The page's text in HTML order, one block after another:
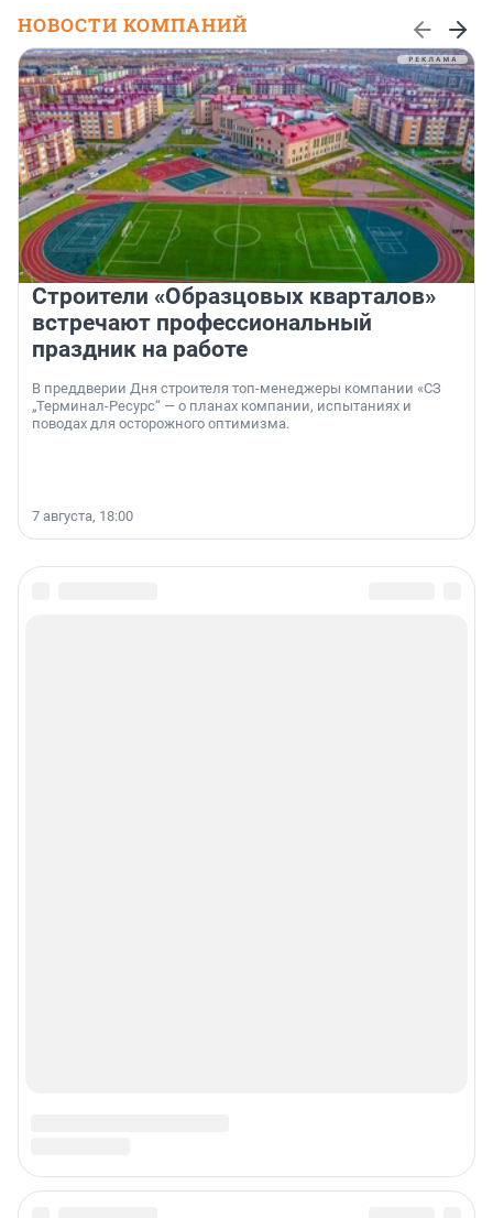
НОВОСТИ КОМПАНИЙ
Строители «Образцовых кварталов»
встречают профессиональный
праздник на работе
В преддверии Дня строителя топ-менеджеры компании «СЗ
„Терминал-Ресурс“ — о планах компании, испытаниях и
поводах для осторожного оптимизма.
7 августа, 18:00